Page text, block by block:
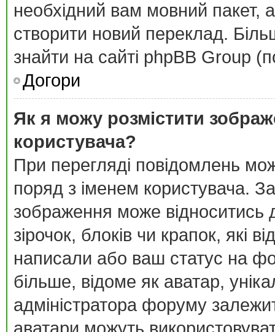
необхідний вам мовний пакет,
створити новий переклад.
знайти на сайті phpBB Group
Догори
Як я можу розмістити
користувача?
При перегляді повідомлень
поряд з іменем користувача.
зображення може відноситись
зірочок, блоків чи крапок, які
написали або ваш статус на
більше, відоме як аватар,
адміністратора форуму